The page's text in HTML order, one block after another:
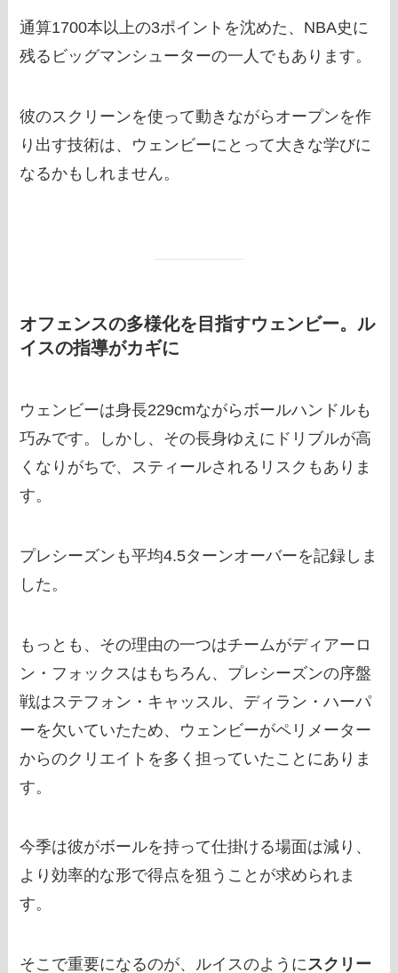
通算1700本以上の3ポイントを沈めた、NBA史に
残るビッグマンシューターの一人でもあります。
彼のスクリーンを使って動きながらオープンを作
り出す技術は、ウェンビーにとって大きな学びに
なるかもしれません。
オフェンスの多様化を目指すウェンビー。ル
イスの指導がカギに
ウェンビーは身長229cmながらボールハンドルも
巧みです。しかし、その長身ゆえにドリブルが高
くなりがちで、スティールされるリスクもありま
す。
プレシーズンも平均4.5ターンオーバーを記録しま
した。
もっとも、その理由の一つはチームがディアーロ
ン・フォックスはもちろん、プレシーズンの序盤
戦はステフォン・キャッスル、ディラン・ハーパ
ーを欠いていたため、ウェンビーがペリメーター
からのクリエイトを多く担っていたことにありま
す。
今季は彼がボールを持って仕掛ける場面は減り、
より効率的な形で得点を狙うことが求められま
す。
そこで重要になるのが、ルイスのようにスクリー